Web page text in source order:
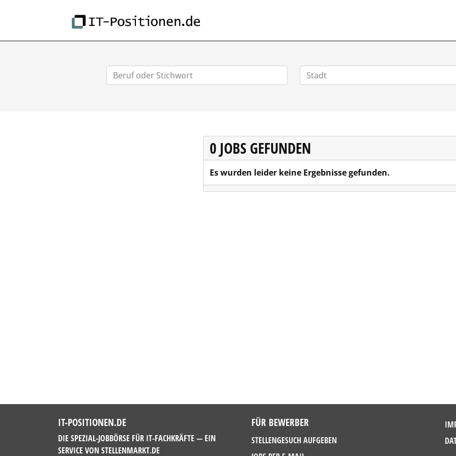
0 JOBS GEFUNDEN
Es wurden leider keine Ergebnisse gefunden.
IT-POSITIONEN.DE
DIE SPEZIAL-JOBBÖRSE FÜR IT-FACHKRÄFTE — EIN
SERVICE VON STELLENMARKT.DE
FÜR BEWERBER
STELLENGESUCH AUFGEBEN